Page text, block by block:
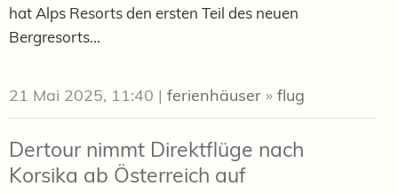
hat Alps Resorts den ersten Teil des neuen
Bergresorts...
21 Mai 2025, 11:40 | ferienhäuser » flug
Dertour nimmt Direktflüge nach
Korsika ab Österreich auf